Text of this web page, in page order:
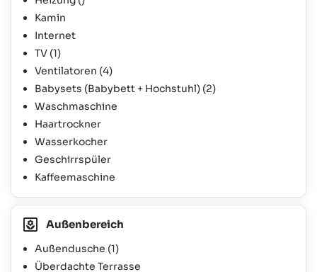
Kamin
Internet
TV (1)
Ventilatoren (4)
Babysets (Babybett + Hochstuhl) (2)
Waschmaschine
Haartrockner
Wasserkocher
Geschirrspüler
Kaffeemaschine
Außenbereich
Außendusche (1)
Überdachte Terrasse